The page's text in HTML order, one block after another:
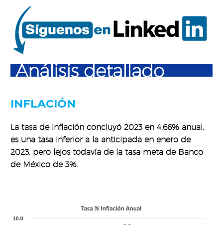
Análisis detallado
INFLACIÓN
La tasa de inflación concluyó 2023 en 4.66% anual,
es una tasa inferior a la anticipada en enero de
2023, pero lejos todavía de la tasa meta de Banco
de México de 3%.